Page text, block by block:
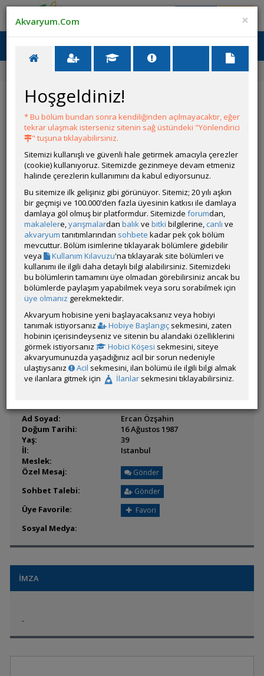
Ana Menü
Ana Sayfa
Forum Üye Profili
ÖZELLİKLER
Kullanıcı Adı:
Özşahin
Kullanıcı Grubu:
Forum Üyesi
Geri Bildirimleri:
0 adet mevcut.
Aldığı Beğeni:
0
Hesap Durumu:
Aktif
Durumu:
Çevrim Dışı
Üyelik Tarihi:
04 Eylül 2023 10:29
Son Ziyaret:
07 Haziran 2026 21:24
Toplam Mesaj:
0
Üyenin Mesaj ve İlanlarını Gör
Üyenin Açtığı Konuları Gör
Üyeden ÖM Almayı Engelle
Ad Soyad:
Ercan Özşahin
Doğum Tarihi:
16 Ağustos 1987
Yaş:
39
İl:
Istanbul
Meslek:
Özel Mesaj:
Gönder
Sohbet Talebi: Gönder
Üye Favorile: Favori
Sosyal Medya:
İMZA
.
×
Akvaryum.Com
Hoşgeldiniz!
* Bu bölüm bundan sonra kendiliğinden açılmayacaktır, eğer
tekrar ulaşmak isterseniz sitenin sağ üstündeki "Yönlendirici
" tuşuna tıklayabilirsiniz.
Sitemizi kullanışlı ve güvenli hale getirmek amacıyla çerezler
(cookie) kullanıyoruz. Sitemizde gezinmeye devam etmeniz
halinde çerezlerin kullanımını da kabul ediyorsunuz.
Bu sitemize ilk gelişiniz gibi görünüyor. Sitemiz; 20 yılı aşkın
bir geçmişi ve 100.000'den fazla üyesinin katkısı ile damlaya
damlaya göl olmuş bir platformdur. Sitemizde forumdan,
makalelere,yarışmalardan balıkve bitki bilgilerine, canlı ve
akvaryum tanıtımlarından sohbete kadar pek çok bölüm
mevcuttur. Bölüm isimlerine tıklayarak bölümlere gidebilir
veya
Kullanım Kılavuzu'na tıklayarak site bölümleri ve
kullanımı ile ilgili daha detaylı bilgi alabilirsiniz. Sitemizdeki
bu bölümlerin tamamını üye olmadan görebilirsiniz ancak bu
bölümlerde paylaşım yapabilmek veya soru sorabilmek için
üye olmanız gerekmektedir.
Akvaryum hobisine yeni başlayacaksanız veya hobiyi
tanımak istiyorsanız
Hobiye Başlangıç sekmesini, zaten
hobinin içerisindeyseniz ve sitenin bu alandaki özelliklerini
görmek istiyorsanız
Hobici Köşesi sekmesini, siteye
akvaryumunuzda yaşadığınız acil bir sorun nedeniyle
ulaştıysanız
Acil sekmesini, ilan bölümü ile ilgili bilgi almak
ve ilanlara gitmek için
İlanlar sekmesini tıklayabilirsiniz.